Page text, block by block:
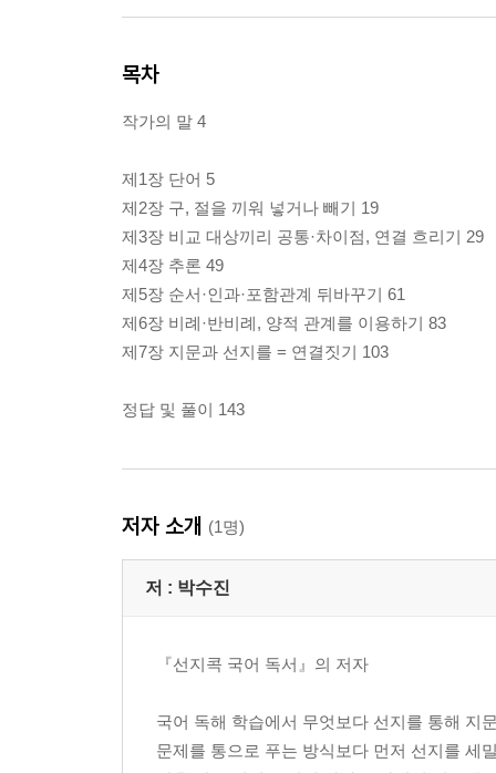
목차
작가의 말 4
제1장 단어 5
제2장 구, 절을 끼워 넣거나 빼기 19
제3장 비교 대상끼리 공통·차이점, 연결 흐리기 29
제4장 추론 49
제5장 순서·인과·포함관계 뒤바꾸기 61
제6장 비례·반비례, 양적 관계를 이용하기 83
제7장 지문과 선지를 = 연결짓기 103
정답 및 풀이 143
저자 소개 (1명)
저 : 박수진
『선지콕 국어 독서』의 저자
국어 독해 학습에서 무엇보다 선지를 통해 지
문제를 통으로 푸는 방식보다 먼저 선지를 세